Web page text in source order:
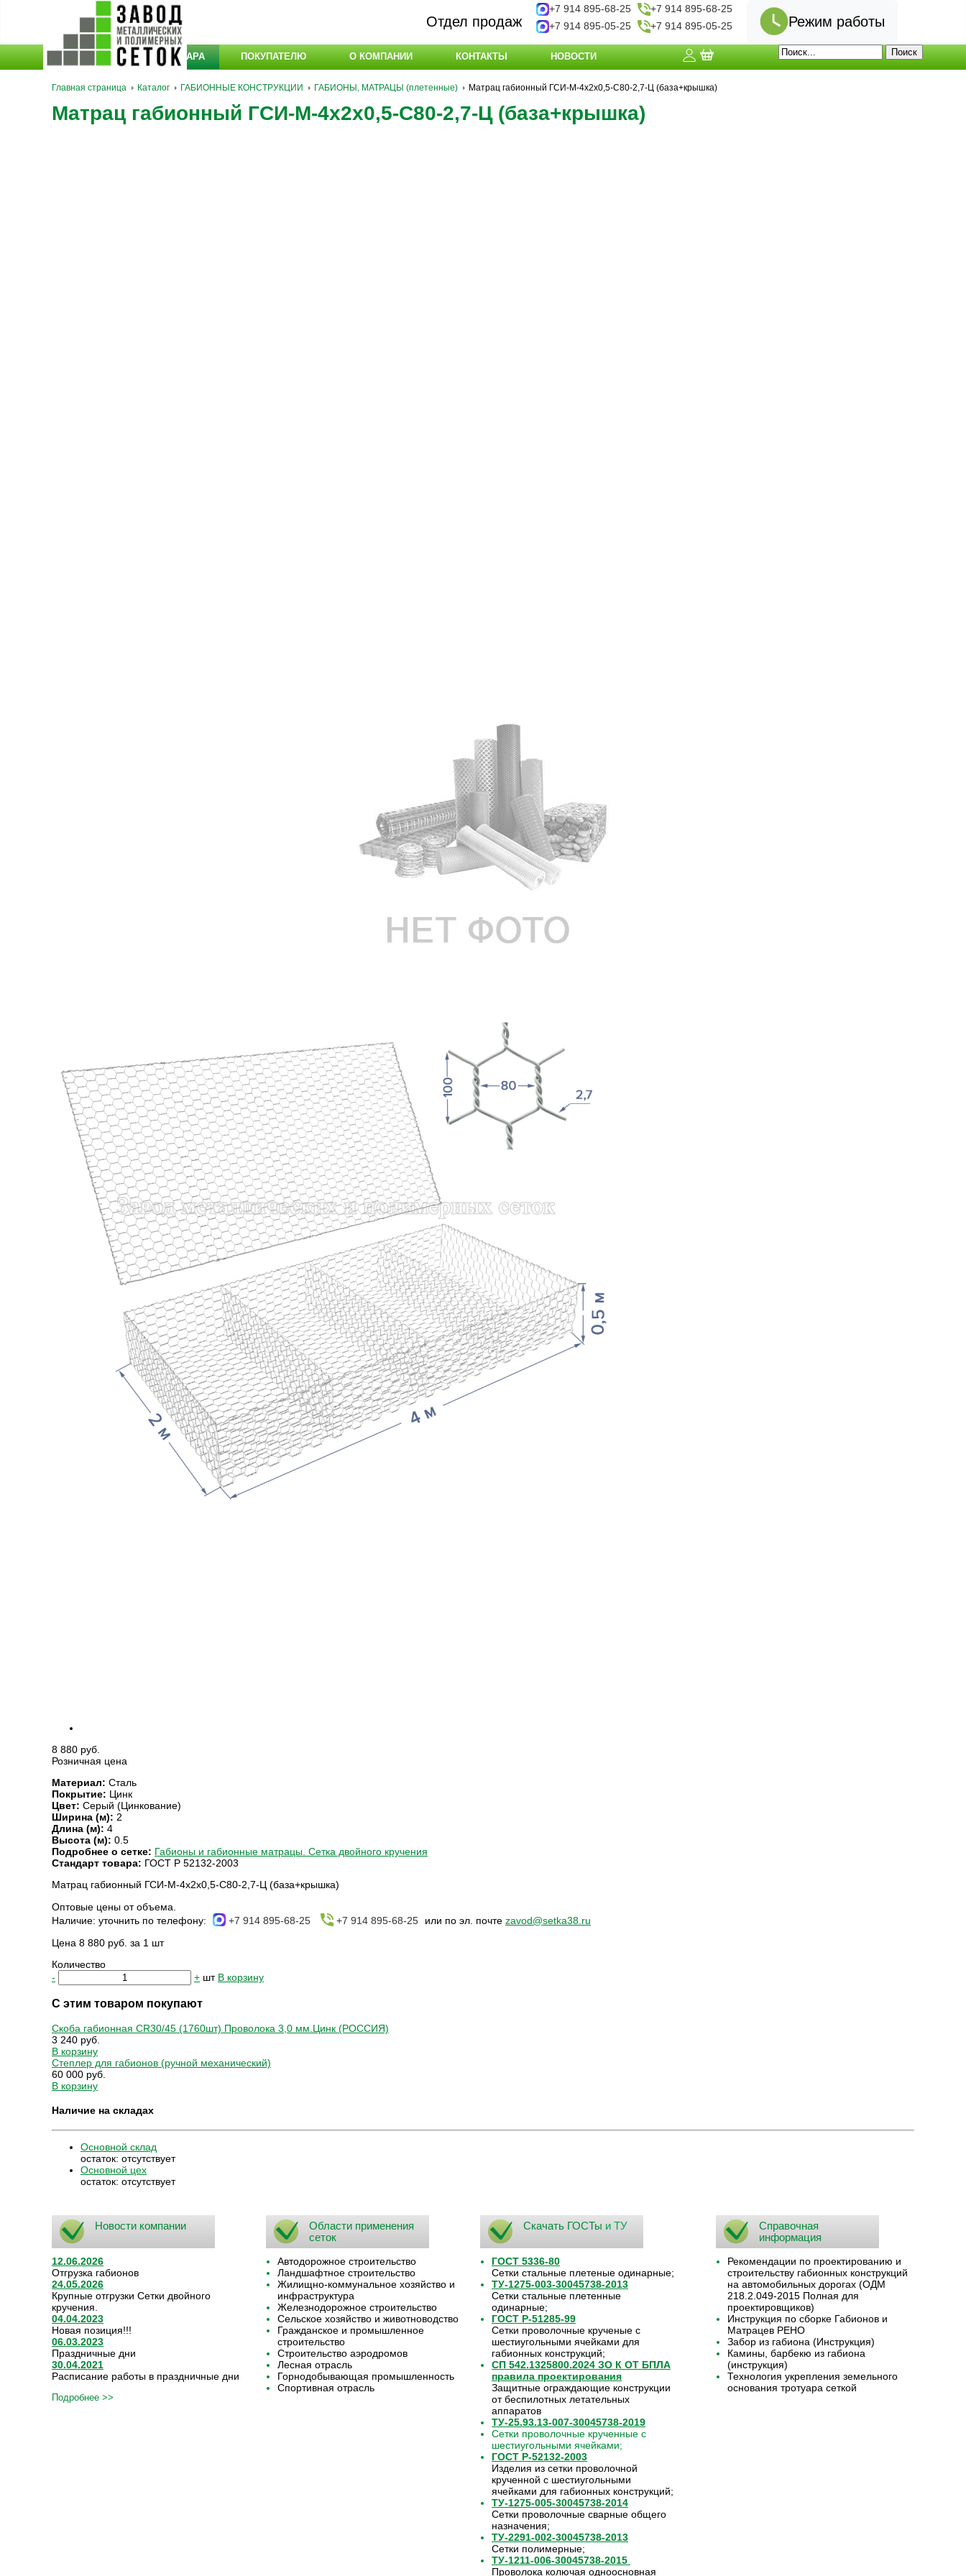
Отдел продаж
+7 914 895-68-25
+7 914 895-68-25
+7 914 895-05-25
+7 914 895-05-25 Режим работы
КАТАЛОГ ТОВАРА ПОКУПАТЕЛЮ О КОМПАНИИ КОНТАКТЫ НОВОСТИ
Главная страница Каталог ГАБИОННЫЕ КОНСТРУКЦИИ ГАБИОНЫ, МАТРАЦЫ (плетенные) Матрац габионный ГСИ-М-4х2х0,5-С80-2,7-Ц (база+крышка)
Матрац габионный ГСИ-М-4х2х0,5-С80-2,7-Ц (база+крышка)
8 880 руб.
Розничная цена
Материал: Сталь
Покрытие: Цинк
Цвет: Серый (Цинкование)
Ширина (м): 2
Длина (м): 4
Высота (м): 0.5
Подробнее о сетке: Габионы и габионные матрацы. Сетка двойного кручения
Стандарт товара: ГОСТ Р 52132-2003
Матрац габионный ГСИ-М-4х2х0,5-С80-2,7-Ц (база+крышка)
Оптовые цены от объема.
Наличие: уточнить по телефону: +7 914 895-68-25 +7 914 895-68-25 или по эл. почте zavod@setka38.ru
Цена 8 880 руб. за 1 шт
Количество
-
+ шт В корзину
С этим товаром покупают
Скоба габионная CR30/45 (1760шт) Проволока 3,0 мм.Цинк (РОССИЯ)
3 240 руб.
В корзину
Степлер для габионов (ручной механический)
60 000 руб.
В корзину
Наличие на складах
Основной склад
остаток: отсутствует
Основной цех
остаток: отсутствует
Новости компании
12.06.2026
Отгрузка габионов
24.05.2026
Крупные отгрузки Сетки двойного
кручения.
04.04.2023
Новая позиция!!!
06.03.2023
Праздничные дни
30.04.2021
Расписание работы в праздничные дни
Подробнее >>
Области применения
сеток
Автодорожное строительство
Ландшафтное строительство
Жилищно-коммунальное хозяйство и
инфраструктура
Железнодорожное строительство
Сельское хозяйство и животноводство
Гражданское и промышленное
строительство
Строительство аэродромов
Лесная отрасль
Горнодобывающая промышленность
Спортивная отрасль
Скачать ГОСТы и ТУ
ГОСТ 5336-80
Сетки стальные плетеные одинарные;
ТУ-1275-003-30045738-2013
Сетки стальные плетенные
одинарные;
ГОСТ Р-51285-99
Сетки проволочные крученые с
шестиугольными ячейками для
габионных конструкций;
СП 542.1325800.2024 ЗО К ОТ БПЛА
правила проектирования
Защитные ограждающие конструкции
от беспилотных летательных
аппаратов
ТУ-25.93.13-007-30045738-2019
Сетки проволочные крученные с
шестиугольными ячейками;
ГОСТ Р-52132-2003
Изделия из сетки проволочной
крученной с шестиугольными
ячейками для габионных конструкций;
ТУ-1275-005-30045738-2014
Сетки проволочные сварные общего
назначения;
ТУ-2291-002-30045738-2013
Сетки полимерные;
ТУ-1211-006-30045738-2015
Проволока колючая одноосновная
Справочная
информация
Рекомендации по проектированию и
строительству габионных конструкций
на автомобильных дорогах (ОДМ
218.2.049-2015 Полная для
проектировщиков)
Инструкция по сборке Габионов и
Матрацев РЕНО
Забор из габиона (Инструкция)
Камины, барбекю из габиона
(инструкция)
Технология укрепления земельного
основания тротуара сеткой